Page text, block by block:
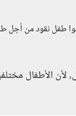
طفل نقود من
الأطفال